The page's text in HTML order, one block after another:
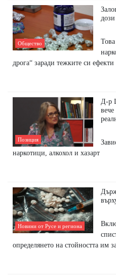
Общество
дрога“ заради тежките си
Позиция
Д-р
наркотици, алкохол и хазарт
Новини от Русе и региона
определянето на стойността им